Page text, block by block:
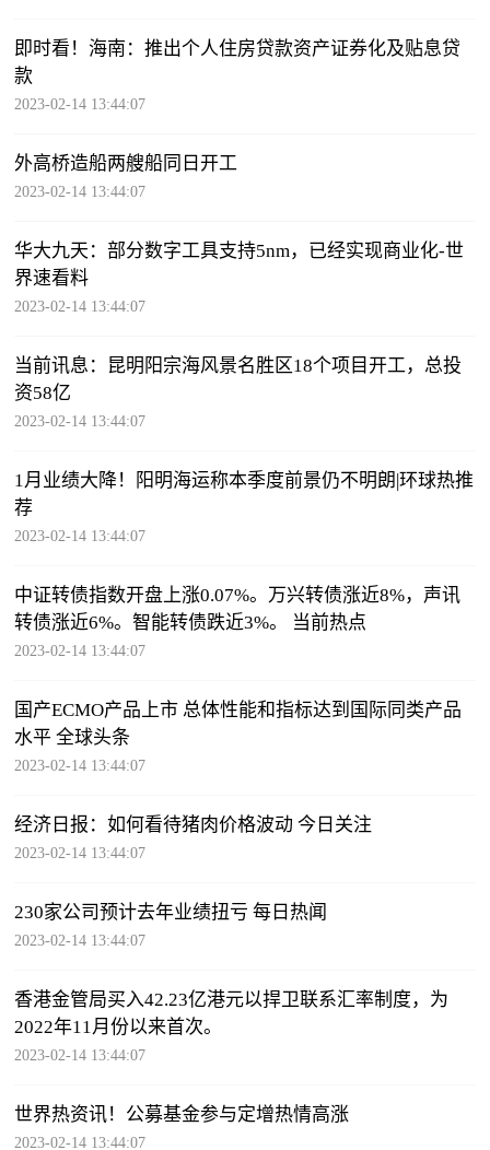
即时看！海南：推出个人住房贷款资产证券化及贴息贷
款
2023-02-14 13:44:07
外高桥造船两艘船同日开工
2023-02-14 13:44:07
华大九天：部分数字工具支持5nm，已经实现商业化-世
界速看料
2023-02-14 13:44:07
当前讯息：昆明阳宗海风景名胜区18个项目开工，总投
资58亿
2023-02-14 13:44:07
1月业绩大降！阳明海运称本季度前景仍不明朗|环球热推
荐
2023-02-14 13:44:07
中证转债指数开盘上涨0.07%。万兴转债涨近8%，声讯
转债涨近6%。智能转债跌近3%。 当前热点
2023-02-14 13:44:07
国产ECMO产品上市 总体性能和指标达到国际同类产品
水平 全球头条
2023-02-14 13:44:07
经济日报：如何看待猪肉价格波动 今日关注
2023-02-14 13:44:07
230家公司预计去年业绩扭亏 每日热闻
2023-02-14 13:44:07
香港金管局买入42.23亿港元以捍卫联系汇率制度，为
2022年11月份以来首次。
2023-02-14 13:44:07
世界热资讯！公募基金参与定增热情高涨
2023-02-14 13:44:07